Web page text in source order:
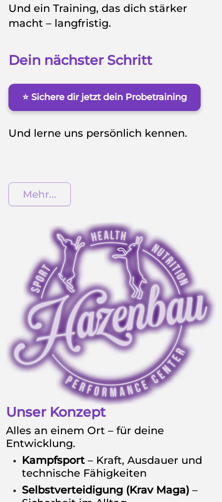
Und ein Training, das dich stärker
macht – langfristig.
Dein nächster Schritt
⭐ Sichere dir jetzt dein Probetraining
Und lerne uns persönlich kennen.
Mehr...
Unser Konzept
Alles an einem Ort – für deine
Entwicklung.
Kampfsport – Kraft, Ausdauer und
technische Fähigkeiten
Selbstverteidigung (Krav Maga) –